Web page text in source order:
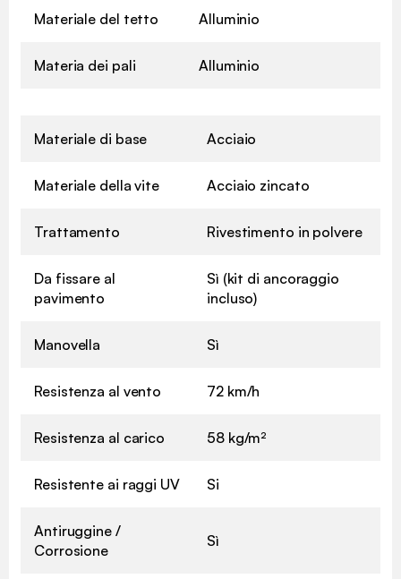
Materiale del tetto Alluminio
Materia dei pali Alluminio
Materiale di base Acciaio
Materiale della vite Acciaio zincato
Trattamento Rivestimento in polvere
Da fissare al
pavimento
Sì (kit di ancoraggio
incluso)
Manovella Sì
Resistenza al vento 72 km/h
Resistenza al carico 58 kg/m²
Resistente ai raggi UV Si
Antiruggine /
Corrosione
Sì